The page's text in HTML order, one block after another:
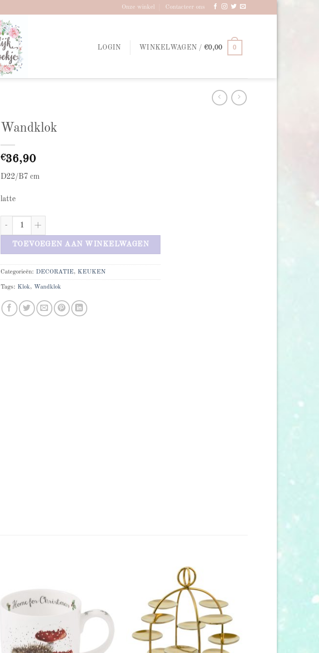
Onze winkel Contacteer ons
LOGIN WINKELWAGEN /€0,00 0
Wandklok
€36,90
D22/B7 cm
latte
Wandklok aantal
TOEVOEGEN AAN WINKELWAGEN
Categorieën: DECORATIE, KEUKEN
Tags: Klok, Wandklok
wishlist